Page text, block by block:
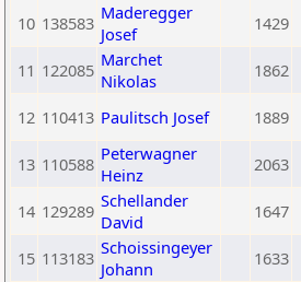
10 138583 Maderegger
Josef
1429
11 122085 Marchet
Nikolas
1862
12 110413 Paulitsch Josef 1889
13 110588 Peterwagner
Heinz
2063
14 129289 Schellander
David
1647
15 113183 Schoissingeyer
Johann
1633